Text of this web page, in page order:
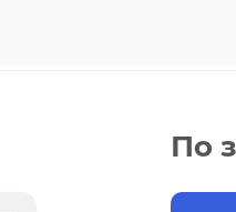
По